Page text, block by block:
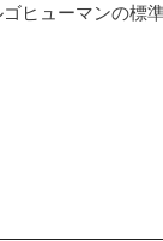
ヒューマンの標